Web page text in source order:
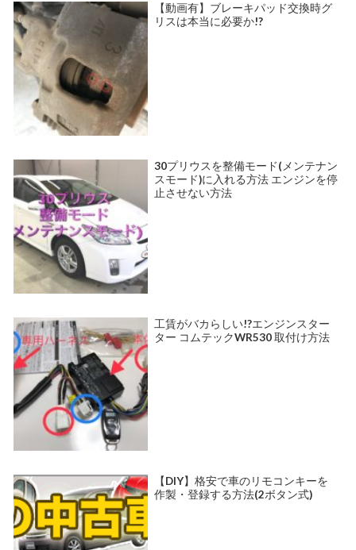
【動画有】ブレーキパッド交換時グ
リスは本当に必要か!?
30プリウスを整備モード(メンテナン
スモード)に入れる方法 エンジンを停
止させない方法
工賃がバカらしい!?エンジンスター
ター コムテックWR530 取付け方法
【DIY】格安で車のリモコンキーを
作製・登録する方法(2ボタン式)